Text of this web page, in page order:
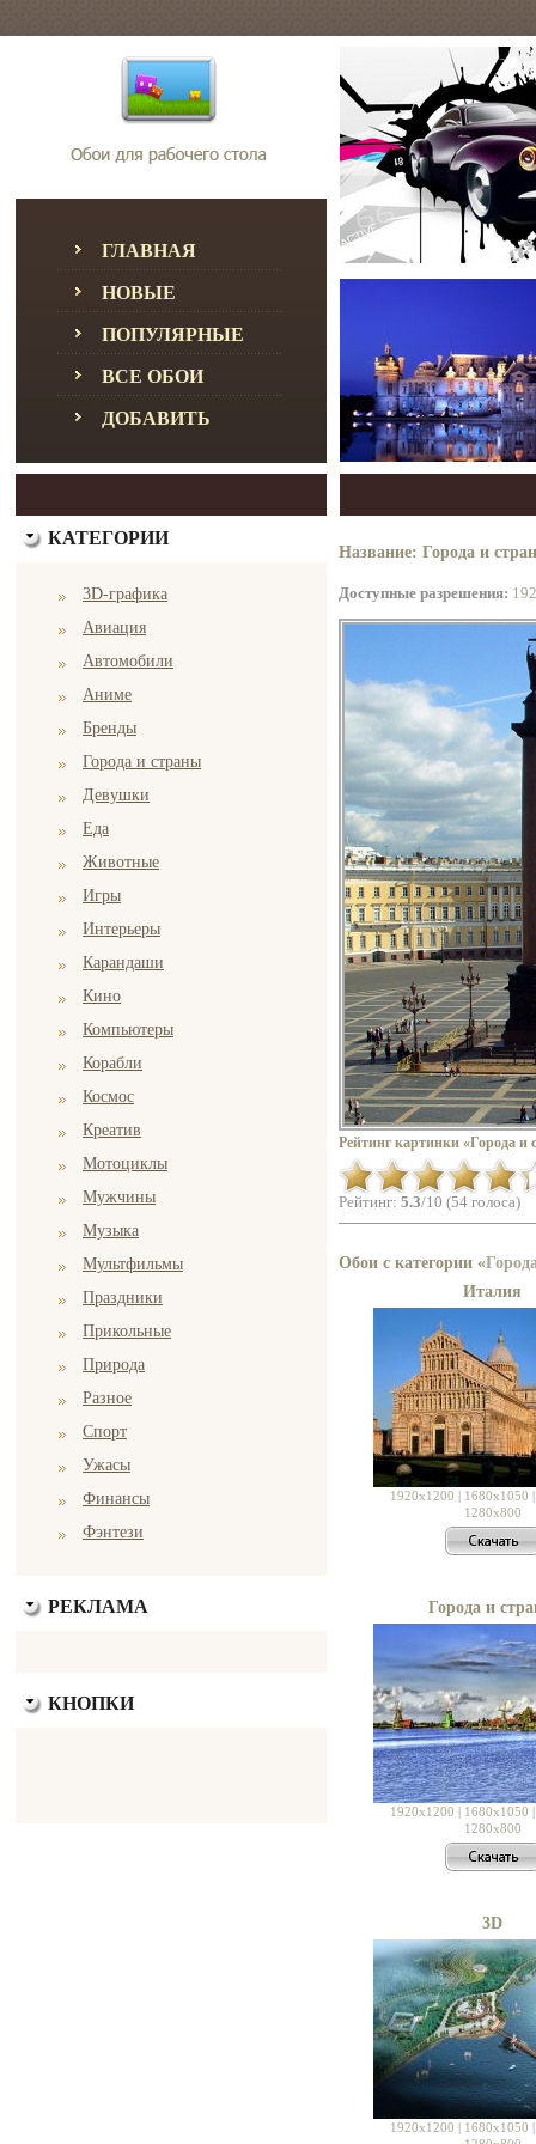
ГЛАВНАЯ
НОВЫЕ
ПОПУЛЯРНЫЕ
ВСЕ ОБОИ
ДОБАВИТЬ
КАТЕГОРИИ
3D-графика
Авиация
Автомобили
Аниме
Бренды
Города и страны
Девушки
Еда
Животные
Игры
Интерьеры
Карандаши
Кино
Компьютеры
Корабли
Космос
Креатив
Мотоциклы
Мужчины
Музыка
Мультфильмы
Праздники
Прикольные
Природа
Разное
Спорт
Ужасы
Финансы
Фэнтези
РЕКЛАМА
КНОПКИ
Название: Города и
Доступные разрешения:
Рейтинг картинки «Города и
Рейтинг: 5.3/10 (54 голоса)
Обои с категории «
Италия
1920x1200 | 1680x1050
1280x800
Города и
1920x1200 | 1680x1050
1280x800
3D
1920x1200 | 1680x1050